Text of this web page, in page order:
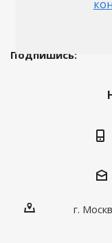
Подпишись:
г.